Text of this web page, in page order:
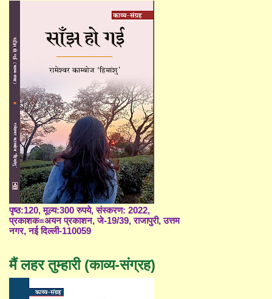
पृष्ठ:120, मूल्य:300 रुपये, संस्करण: 2022,
प्रकाशक=अयन प्रकाशन, जे-19/39, राजापुरी, उत्तम
नगर, नई दिल्ली-110059
मैं लहर तुम्हारी (काव्य-संग्रह)